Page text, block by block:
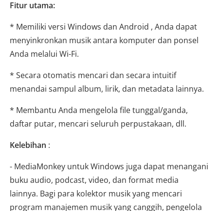
Fitur utama:
* Memiliki versi Windows dan Android , Anda dapat
menyinkronkan musik antara komputer dan ponsel
Anda melalui Wi-Fi.
* Secara otomatis mencari dan secara intuitif
menandai sampul album, lirik, dan metadata lainnya.
* Membantu Anda mengelola file tunggal/ganda,
daftar putar, mencari seluruh perpustakaan, dll.
Kelebihan :
- MediaMonkey untuk Windows juga dapat menangani
buku audio, podcast, video, dan format media
lainnya. Bagi para kolektor musik yang mencari
program manajemen musik yang canggih, pengelola